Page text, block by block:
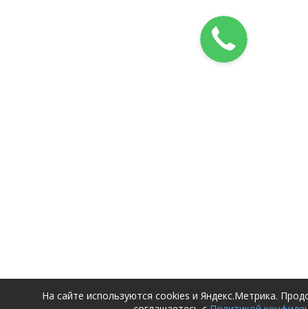
На сайте используются cookies и Яндекс.Метрика.